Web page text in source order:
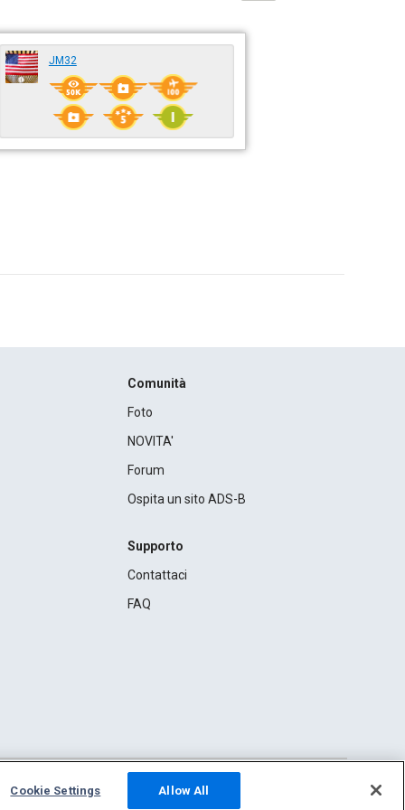
JM32
Comunità
Foto
NOVITA'
Forum
Ospita un sito ADS-B
Supporto
Contattaci
FAQ
Cookie Settings Allow All